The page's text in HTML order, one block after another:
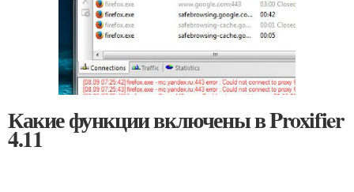
Какие функции включены в Proxifier
4.11